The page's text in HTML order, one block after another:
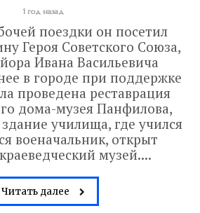
1 год назад
поездки он посетил
Героя Советского Союза,
Ивана Васильевича
в городе при поддержке
проведена реставрация
дома-музея Панфилова,
училища, где учился
военачальник, открыт
музей....
Читать далее